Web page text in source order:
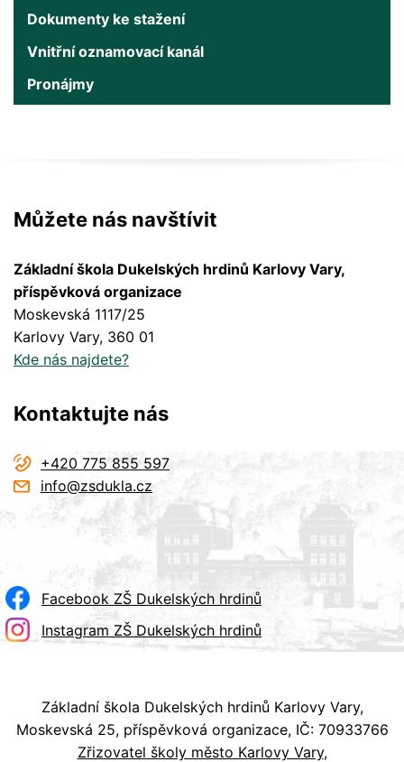
Dokumenty ke stažení
Vnitřní oznamovací kanál
Pronájmy
Můžete nás navštívit
Základní škola Dukelských hrdinů Karlovy Vary,
příspěvková organizace
Moskevská 1117/25
Karlovy Vary, 360 01
Kde nás najdete?
Kontaktujte nás
+420 775 855 597
info@zsdukla.cz
Facebook ZŠ Dukelských hrdinů
Instagram ZŠ Dukelských hrdinů
Základní škola Dukelských hrdinů Karlovy Vary,
Moskevská 25, příspěvková organizace, IČ: 70933766
Zřizovatel školy město Karlovy Vary